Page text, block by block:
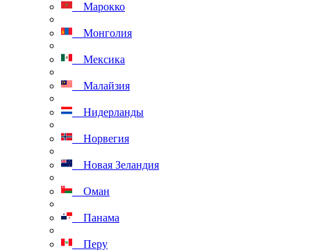
Марокко
Монголия
Мексика
Малайзия
Нидерланды
Норвегия
Новая Зеландия
Оман
Панама
Перу